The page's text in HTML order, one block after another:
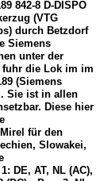
842-8 D-DISPO
(VTG
durch Betzdorf
Siemens
unter der
fuhr die Lok im im
(Siemens
Sie ist in allen
Diese hier
für den
Slowakei,
DE, AT, NL (AC),